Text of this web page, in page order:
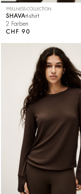
WELLNESS COLLECTION
SHAVA t-shirt
2 Farben
CHF 90